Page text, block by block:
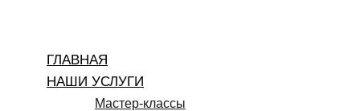
содержимому
ГЛАВНАЯ
НАШИ УСЛУГИ
Мастер-классы